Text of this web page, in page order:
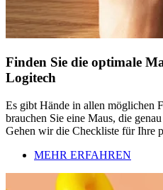
Finden Sie die optimale
Logitech
Es gibt Hände in allen möglichen
brauchen Sie eine Maus, die
Gehen wir die Checkliste für Ihre
MEHR ERFAHREN